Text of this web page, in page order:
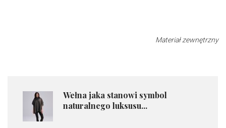
Materiał zewnętrzny
Wełna jaka stanowi symbol
naturalnego luksusu...